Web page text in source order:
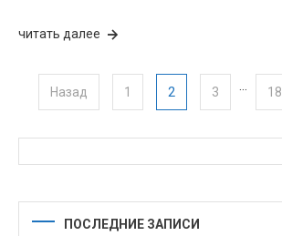
читать далее
Пагинация записей
Назад 1 2 3 … 18
ПОСЛЕДНИЕ ЗАПИСИ